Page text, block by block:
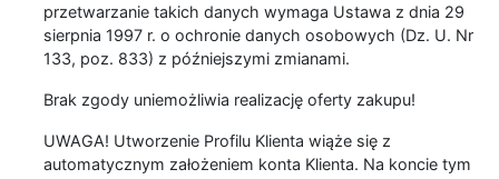
przetwarzanie takich danych wymaga Ustawa z dnia 29
sierpnia 1997 r. o ochronie danych osobowych (Dz. U. Nr
133, poz. 833) z późniejszymi zmianami.
Brak zgody uniemożliwia realizację oferty zakupu!
UWAGA! Utworzenie Profilu Klienta wiąże się z
automatycznym założeniem konta Klienta. Na koncie tym